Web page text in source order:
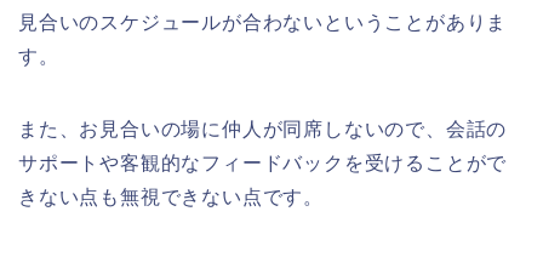
見合いのスケジュールが合わないということがありま
す。
また、お見合いの場に仲人が同席しないので、会話の
サポートや客観的なフィードバックを受けることがで
きない点も無視できない点です。